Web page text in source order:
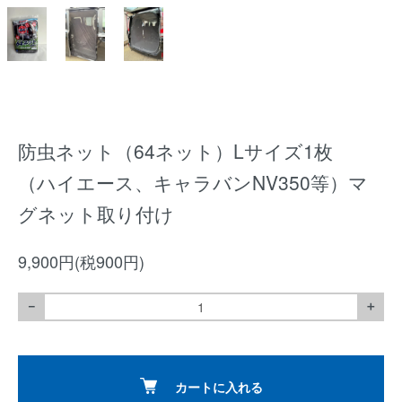
防虫ネット（64ネット）Lサイズ1枚
（ハイエース、キャラバンNV350等）マ
グネット取り付け
9,900円(税900円)
－ ＋
カートに入れる